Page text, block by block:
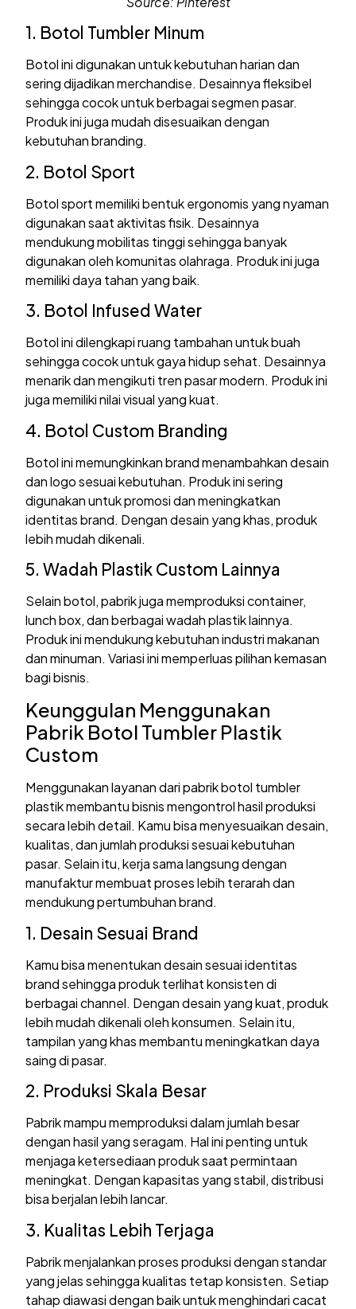
1. Botol Tumbler Minum
Botol ini digunakan untuk kebutuhan harian dan
sering dijadikan merchandise. Desainnya fleksibel
sehingga cocok untuk berbagai segmen pasar.
Produk ini juga mudah disesuaikan dengan
kebutuhan branding.
2. Botol Sport
Botol sport memiliki bentuk ergonomis yang nyaman
digunakan saat aktivitas fisik. Desainnya
mendukung mobilitas tinggi sehingga banyak
digunakan oleh komunitas olahraga. Produk ini juga
memiliki daya tahan yang baik.
3. Botol Infused Water
Botol ini dilengkapi ruang tambahan untuk buah
sehingga cocok untuk gaya hidup sehat. Desainnya
menarik dan mengikuti tren pasar modern. Produk ini
juga memiliki nilai visual yang kuat.
4. Botol Custom Branding
Botol ini memungkinkan brand menambahkan desain
dan logo sesuai kebutuhan. Produk ini sering
digunakan untuk promosi dan meningkatkan
identitas brand. Dengan desain yang khas, produk
lebih mudah dikenali.
5. Wadah Plastik Custom Lainnya
Selain botol, pabrik juga memproduksi container,
lunch box, dan berbagai wadah plastik lainnya.
Produk ini mendukung kebutuhan industri makanan
dan minuman. Variasi ini memperluas pilihan kemasan
bagi bisnis.
Keunggulan Menggunakan
Pabrik Botol Tumbler Plastik
Custom
Menggunakan layanan dari pabrik botol tumbler
plastik membantu bisnis mengontrol hasil produksi
secara lebih detail. Kamu bisa menyesuaikan desain,
kualitas, dan jumlah produksi sesuai kebutuhan
pasar. Selain itu, kerja sama langsung dengan
manufaktur membuat proses lebih terarah dan
mendukung pertumbuhan brand.
1. Desain Sesuai Brand
Kamu bisa menentukan desain sesuai identitas
brand sehingga produk terlihat konsisten di
berbagai channel. Dengan desain yang kuat, produk
lebih mudah dikenali oleh konsumen. Selain itu,
tampilan yang khas membantu meningkatkan daya
saing di pasar.
2. Produksi Skala Besar
Pabrik mampu memproduksi dalam jumlah besar
dengan hasil yang seragam. Hal ini penting untuk
menjaga ketersediaan produk saat permintaan
meningkat. Dengan kapasitas yang stabil, distribusi
bisa berjalan lebih lancar.
3. Kualitas Lebih Terjaga
Pabrik menjalankan proses produksi dengan standar
yang jelas sehingga kualitas tetap konsisten. Setiap
tahap diawasi dengan baik untuk menghindari cacat